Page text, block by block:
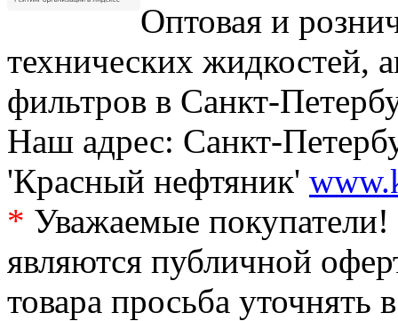
Оптовая и
технических жидкостей,
фильтров в Санкт-
Наш адрес: Санкт-
'Красный нефтяник'
* Уважаемые
являются публичной
товара просьба уточнять